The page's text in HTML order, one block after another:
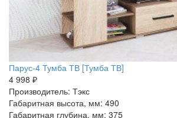
Парус-4 Тумба ТВ [Тумба ТВ]
4 998 ₽
Производитель: Тэкс
Габаритная высота, мм: 490
Габаритная глубина, мм: 375